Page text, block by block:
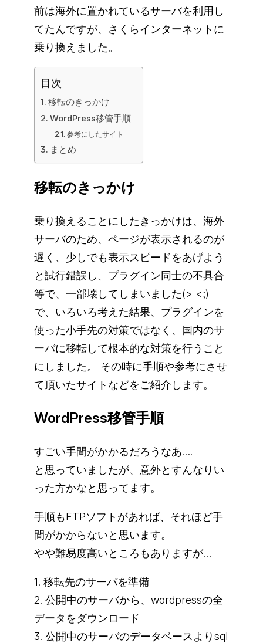
前は海外に置かれているサーバを利用し
てたんですが、さくらインターネットに
乗り換えました。
目次
移転のきっかけ
WordPress移管手順
参考にしたサイト
まとめ
移転のきっかけ
乗り換えることにしたきっかけは、海外
サーバのため、ページが表示されるのが
遅く、少しでも表示スピードをあげよう
と試行錯誤し、プラグイン同士の不具合
等で、一部壊してしまいました(> <;)
で、いろいろ考えた結果、プラグインを
使った小手先の対策ではなく、国内のサ
ーバに移転して根本的な対策を行うこと
にしました。 その時に手順や参考にさせ
て頂いたサイトなどをご紹介します。
WordPress移管手順
すごい手間がかかるだろうなあ….
と思っていましたが、意外とすんなりい
った方かなと思ってます。
手順もFTPソフトがあれば、それほど手
間がかからないと思います。
やや難易度高いところもありますが…
1. 移転先のサーバを準備
2. 公開中のサーバから、wordpressの全
データをダウンロード
3. 公開中のサーバのデータベースよりsql